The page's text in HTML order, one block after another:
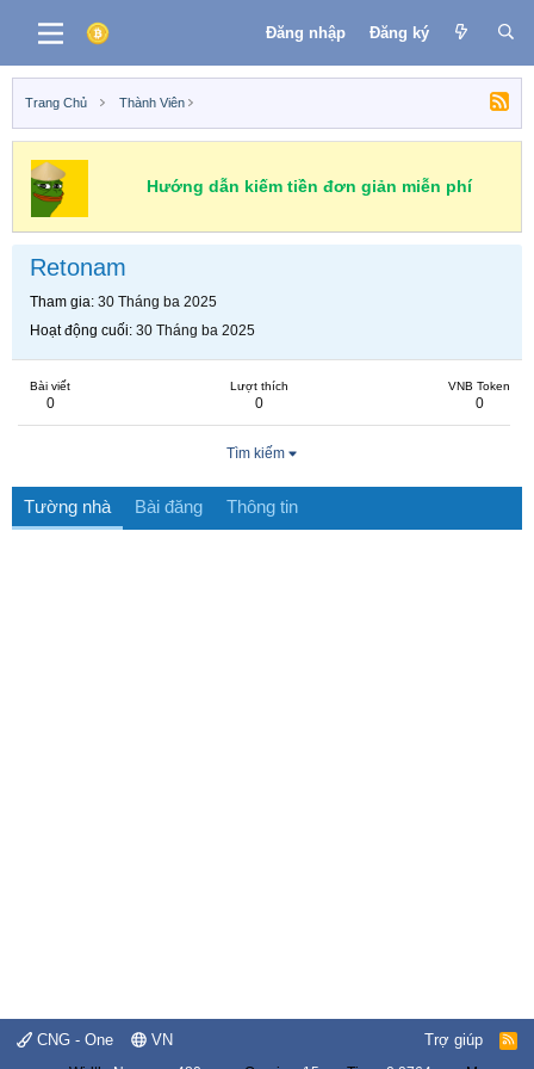
Đăng nhập Đăng ký
Trang Chủ Thành Viên
Hướng dẫn kiếm tiền đơn giản miễn phí
Retonam
Tham gia 30 Tháng ba 2025
Hoạt động cuối 30 Tháng ba 2025
Bài viết
0
Lượt thích
0
VNB Token
0
Tìm kiếm
Tường nhà Bài đăng Thông tin
CNG - One VN Trợ giúp
R